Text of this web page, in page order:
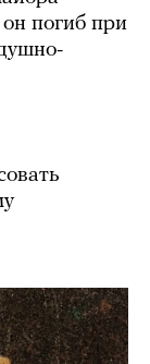
погиб при